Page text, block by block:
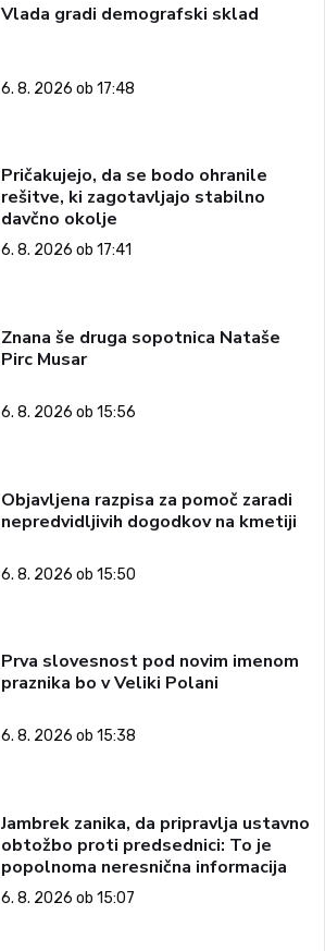
Vlada gradi demografski sklad
6. 8. 2026 ob 17:48
Pričakujejo, da se bodo ohranile
rešitve, ki zagotavljajo stabilno
davčno okolje
6. 8. 2026 ob 17:41
Znana še druga sopotnica Nataše
Pirc Musar
6. 8. 2026 ob 15:56
Objavljena razpisa za pomoč zaradi
nepredvidljivih dogodkov na kmetiji
6. 8. 2026 ob 15:50
Prva slovesnost pod novim imenom
praznika bo v Veliki Polani
6. 8. 2026 ob 15:38
Jambrek zanika, da pripravlja ustavno
obtožbo proti predsednici: To je
popolnoma neresnična informacija
6. 8. 2026 ob 15:07